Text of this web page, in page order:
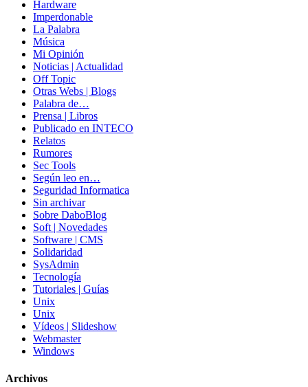
Hardware
Imperdonable
La Palabra
Música
Mi Opinión
Noticias | Actualidad
Off Topic
Otras Webs | Blogs
Palabra de…
Prensa | Libros
Publicado en INTECO
Relatos
Rumores
Sec Tools
Según leo en…
Seguridad Informatica
Sin archivar
Sobre DaboBlog
Soft | Novedades
Software | CMS
Solidaridad
SysAdmin
Tecnología
Tutoriales | Guías
Unix
Unix
Vídeos | Slideshow
Webmaster
Windows
Archivos